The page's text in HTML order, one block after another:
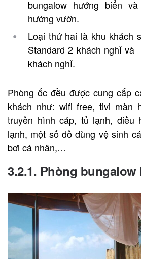
bungalow hướng biển
hướng vườn.
Loại thứ hai là khu khách
Standard 2 khách nghỉ và
khách nghỉ.
Phòng ốc đều được cung cấp
khách như: wifi free, tivi màn
truyền hình cáp, tủ lạnh, điều
lạnh, một số đồ dùng vệ sinh
bơi cá nhân,…
3.2.1. Phòng